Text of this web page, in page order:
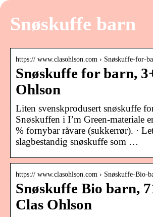
Snøskuffe barn
https:// www.clasohlson.com › Snøskuffe-for-
Snøskuffe for barn,
Ohlson
Liten svenskprodusert snøskuffe
Snøskuffen i I’m Green-materiale
% fornybar råvare (sukkerrør). ·
slagbestandig snøskuffe som …
https:// www.clasohlson.com › Snøskuffe-Bio-
Snøskuffe Bio barn,
Clas Ohlson